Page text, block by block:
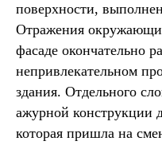
поверхности,
Отражения
фасаде окончательно
непривлекательном
здания. Отдельного
ажурной конструкции
которая пришла на